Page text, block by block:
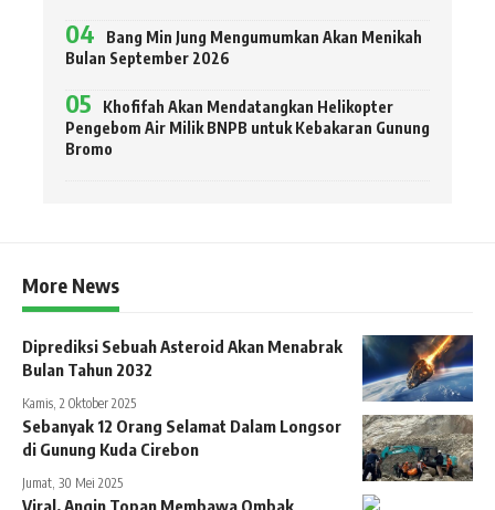
Bang Min Jung Mengumumkan Akan Menikah
Bulan September 2026
Khofifah Akan Mendatangkan Helikopter
Pengebom Air Milik BNPB untuk Kebakaran Gunung
Bromo
More News
Diprediksi Sebuah Asteroid Akan Menabrak
Bulan Tahun 2032
Kamis, 2 Oktober 2025
Sebanyak 12 Orang Selamat Dalam Longsor
di Gunung Kuda Cirebon
Jumat, 30 Mei 2025
Viral, Angin Topan Membawa Ombak